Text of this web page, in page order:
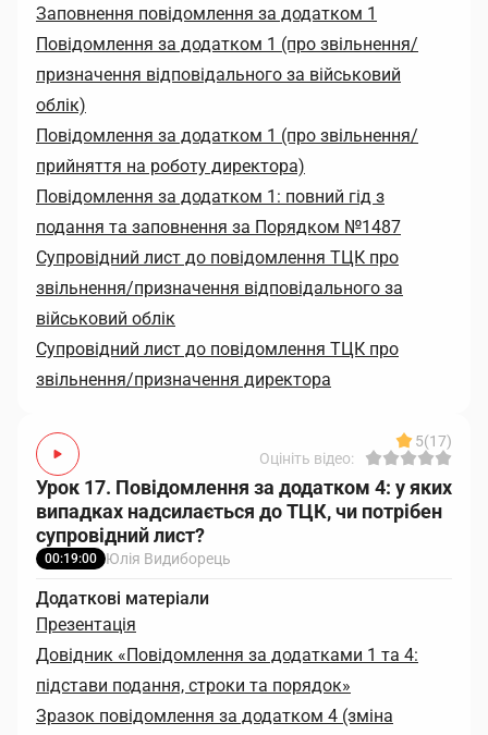
Заповнення повідомлення за додатком 1
Повідомлення за додатком 1 (про звільнення/
призначення відповідального за військовий
облік)
Повідомлення за додатком 1 (про звільнення/
прийняття на роботу директора)
Повідомлення за додатком 1: повний гід з
подання та заповнення за Порядком №1487
Супровідний лист до повідомлення ТЦК про
звільнення/призначення відповідального за
військовий облік
Супровідний лист до повідомлення ТЦК про
звільнення/призначення директора
5(17)
Оцініть відео:
Урок 17. Повідомлення за додатком 4: у яких
випадках надсилається до ТЦК, чи потрібен
супровідний лист?
00:19:00 Юлія Видиборець
Додаткові матеріали
Презентація
Довідник «Повідомлення за додатками 1 та 4:
підстави подання, строки та порядок»
Зразок повідомлення за додатком 4 (зміна